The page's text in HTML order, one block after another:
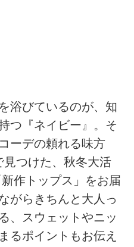
浴びているのが、知
つ『ネイビー』。そ
ーデの頼れる味方
見つけた、秋冬大活
作トップス」をお届
がらきちんと大人っ
、スウェットやニッ
るポイントもお伝え